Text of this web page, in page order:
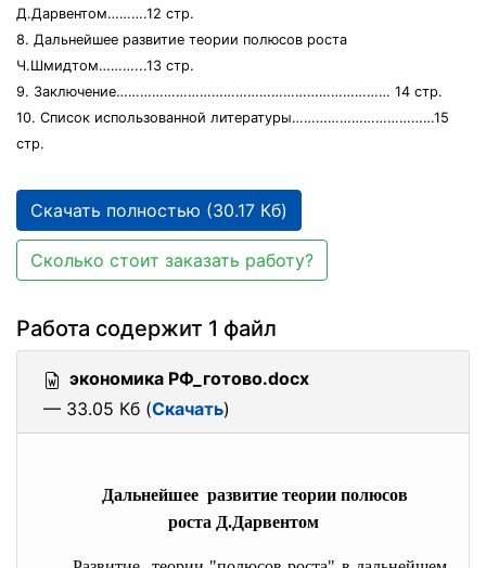
Д.Дарвентом……….12 стр.
8. Дальнейшее развитие теории полюсов роста
Ч.Шмидтом………...13 стр.
9. Заключение…………………………………………………………… 14 стр.
10. Список использованной литературы………………………………15
стр.
Скачать полностью (30.17 Кб)
Сколько стоит заказать работу?
Работа содержит 1 файл
экономика РФ_готово.docx
— 33.05 Кб (Скачать)
Дальнейшее развитие теории полюсов
роста Д.Дарвентом